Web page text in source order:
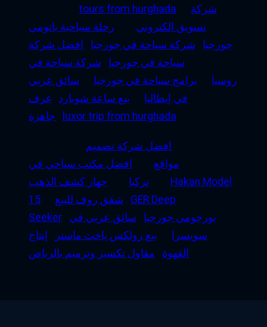
tours from hurghada
شركة
تسويق الكتروني
رحلة سياحية باتومي
جورجيا
شركة سياحة في جورجيا
افضل شركة
سياحة في جورجيا
شركة سياحة في
روسيا
برامج سياحة في جورجيا
سائق عربي
في إيطاليا
بيع ساعة شوبارد
غرف
جاهزة
luxor trip from hurghada
افضل شركة تصميم
مواقع
افضل مكتب سياحي في
تركيا
جهاز كشف الذهب
Hakan Model
15
شقق روف للبيع
GER Deep
Seeker
بورجومي جورجيا
سائق عربي في
سويسرا
بيع رولكس ياخت ماستر
إنتاج
القهوة
مقاول تكسير وترميم بالرياض